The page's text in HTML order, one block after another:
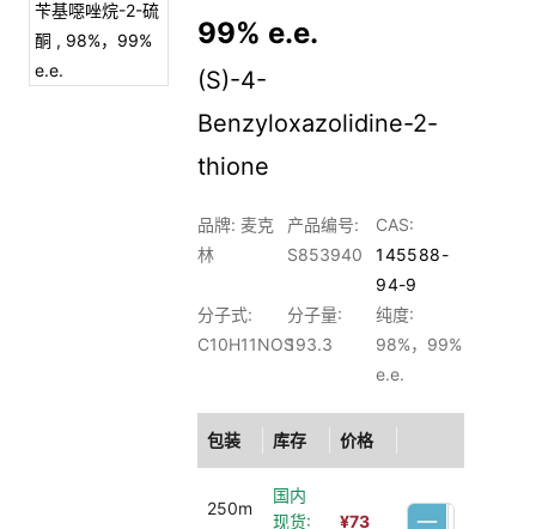
99% e.e.
(S)-4-
Benzyloxazolidine-2-
thione
品牌: 麦克
林
产品编号:
S853940
CAS:
145588-
94-9
分子式:
C10H11NOS
分子量:
193.3
纯度:
98%，99%
e.e.
包装 库存 价格
250m
国内
现货:
¥73